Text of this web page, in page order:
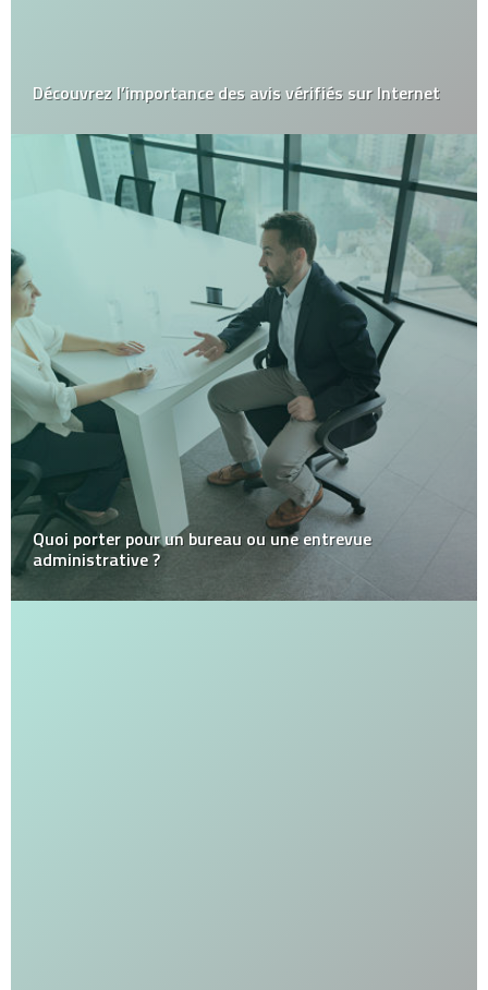
Découvrez l’importance des avis vérifiés sur Internet
Quoi porter pour un bureau ou une entrevue
administrative ?